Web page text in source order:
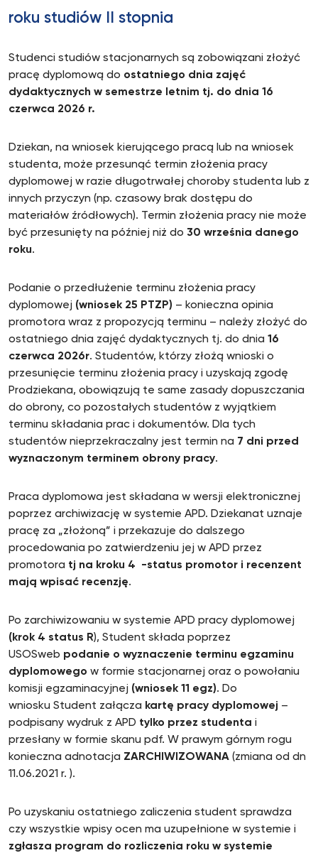
roku studiów II stopnia
Studenci studiów stacjonarnych są zobowiązani złożyć
pracę dyplomową do ostatniego dnia zajęć
dydaktycznych w semestrze letnim tj. do dnia 16
czerwca 2026 r.
Dziekan, na wniosek kierującego pracą lub na wniosek
studenta, może przesunąć termin złożenia pracy
dyplomowej w razie długotrwałej choroby studenta lub z
innych przyczyn (np. czasowy brak dostępu do
materiałów źródłowych). Termin złożenia pracy nie może
być przesunięty na później niż do 30 września danego
roku.
Podanie o przedłużenie terminu złożenia pracy
dyplomowej (wniosek 25 PTZP) – konieczna opinia
promotora wraz z propozycją terminu – należy złożyć do
ostatniego dnia zajęć dydaktycznych tj. do dnia 16
czerwca 2026r. Studentów, którzy złożą wnioski o
przesunięcie terminu złożenia pracy i uzyskają zgodę
Prodziekana, obowiązują te same zasady dopuszczania
do obrony, co pozostałych studentów z wyjątkiem
terminu składania prac i dokumentów. Dla tych
studentów nieprzekraczalny jest termin na 7 dni przed
wyznaczonym terminem obrony pracy.
Praca dyplomowa jest składana w wersji elektronicznej
poprzez archiwizację w systemie APD. Dziekanat uznaje
pracę za „złożoną” i przekazuje do dalszego
procedowania po zatwierdzeniu jej w APD przez
promotora tj na kroku 4
-status promotor i recenzent
mają wpisać recenzję.
Po zarchiwizowaniu w systemie APD pracy dyplomowej
(krok 4 status R), Student składa poprzez
USOSweb podanie o wyznaczenie terminu egzaminu
dyplomowego w formie stacjonarnej oraz o powołaniu
komisji egzaminacyjnej (wniosek 11 egz). Do
wniosku Student załącza kartę pracy dyplomowej –
podpisany wydruk z APD tylko przez studenta i
przesłany w formie skanu pdf. W prawym górnym rogu
konieczna adnotacja ZARCHIWIZOWANA (zmiana od dn
11.06.2021 r. ).
Po uzyskaniu ostatniego zaliczenia student sprawdza
czy wszystkie wpisy ocen ma uzupełnione w systemie i
zgłasza program do rozliczenia roku w systemie